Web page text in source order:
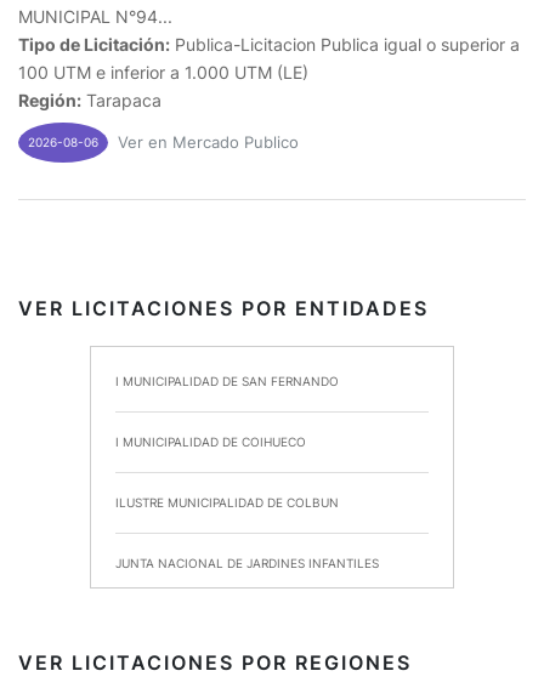
MUNICIPAL N°94...
Tipo de Licitación: Publica-Licitacion Publica igual o superior a
100 UTM e inferior a 1.000 UTM (LE)
Región: Tarapaca
2026-08-06 Ver en Mercado Publico
VER LICITACIONES POR ENTIDADES
I MUNICIPALIDAD DE SAN FERNANDO
I MUNICIPALIDAD DE COIHUECO
ILUSTRE MUNICIPALIDAD DE COLBUN
JUNTA NACIONAL DE JARDINES INFANTILES
VER LICITACIONES POR REGIONES